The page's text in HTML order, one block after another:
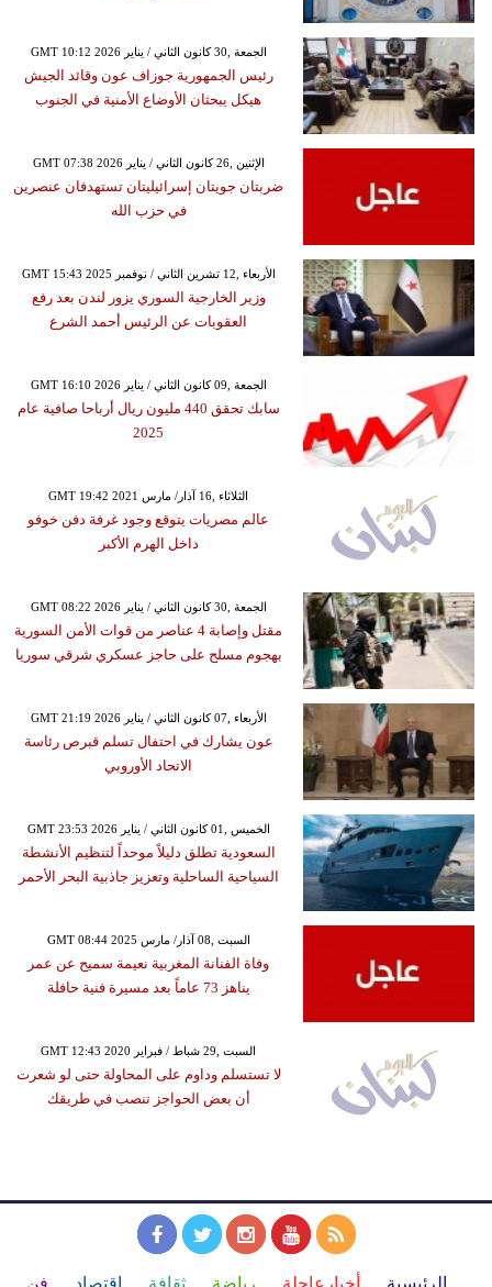
GMT 10:12 2026 الجمعة ,30 كانون الثاني / يناير
رئيس الجمهورية جوزاف عون وقائد الجيش
هيكل يبحثان الأوضاع الأمنية في الجنوب
GMT 07:38 2026 الإثنين ,26 كانون الثاني / يناير
ضربتان جويتان إسرائيليتان تستهدفان عنصرين
في حزب الله
GMT 15:43 2025 الأربعاء ,12 تشرين الثاني / نوفمبر
وزير الخارجية السوري يزور لندن بعد رفع
العقوبات عن الرئيس أحمد الشرع
GMT 16:10 2026 الجمعة ,09 كانون الثاني / يناير
سابك تحقق 440 مليون ريال أرباحا صافية عام
2025
GMT 19:42 2021 الثلاثاء ,16 آذار/ مارس
عالم مصريات يتوقع وجود غرفة دفن خوفو
داخل الهرم الأكبر
GMT 08:22 2026 الجمعة ,30 كانون الثاني / يناير
مقتل وإصابة 4 عناصر من قوات الأمن السورية
بهجوم مسلح على حاجز عسكري شرقي سوريا
GMT 21:19 2026 الأربعاء ,07 كانون الثاني / يناير
عون يشارك في احتفال تسلم قبرص رئاسة
الاتحاد الأوروبي
GMT 23:53 2026 الخميس ,01 كانون الثاني / يناير
السعودية تطلق دليلاً موحداً لتنظيم الأنشطة
السياحية الساحلية وتعزيز جاذبية البحر الأحمر
GMT 08:44 2025 السبت ,08 آذار/ مارس
وفاة الفنانة المغربية نعيمة سميح عن عمر
يناهز 73 عاماً بعد مسيرة فنية حافلة
GMT 12:43 2020 السبت ,29 شباط / فبراير
لا تستسلم وداوم على المحاولة حتى لو شعرت
أن بعض الحواجز تنصب في طريقك
الرئيسية أخبارعاجلة رياضة ثقافة إقتصاد فن